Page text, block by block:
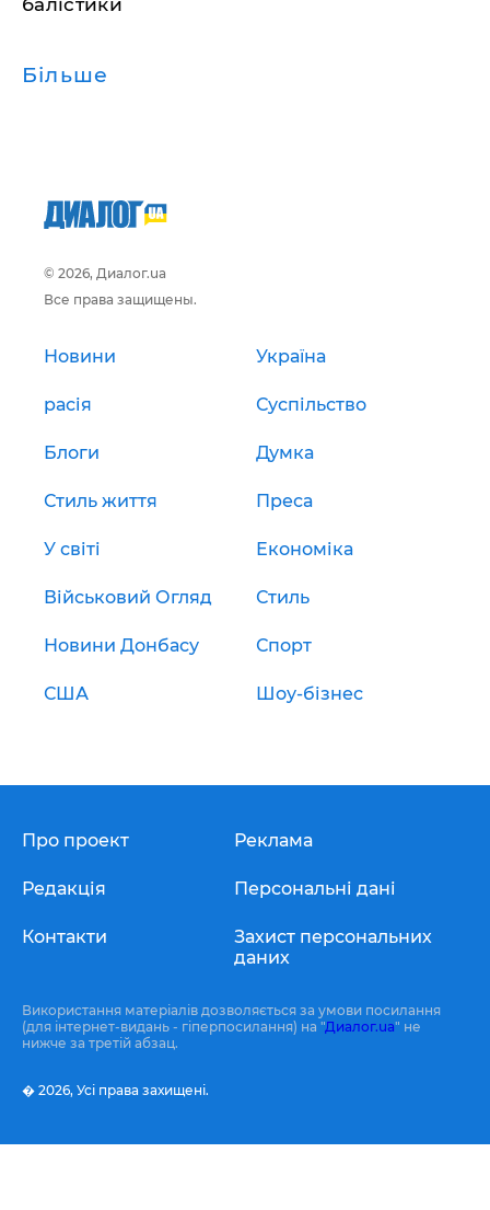
Більше
© 2026, Диалог.ua
Все права защищены.
Новини Україна
расія Суспільство
Блоги Думка
Стиль життя Преса
У світі Економіка
Військовий Огляд Стиль
Новини Донбасу Спорт
США Шоу-бізнес
Про проект
Редакція
Контакти
Реклама
Персональні дані
Захист персональних
даних
Використання матеріалів дозволяється за умови посилання
(для інтернет-видань - гіперпосилання) на "Диалог.ua" не
нижче за третій абзац.
� 2026, Усі права захищені.